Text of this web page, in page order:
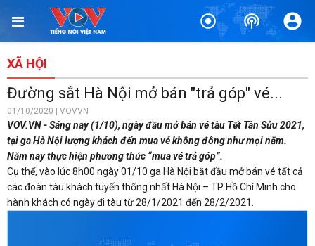
XÃ HỘI
Đường sắt Hà Nội mở bán "trả góp" vé...
01/10/2020 | VOVVN
VOV.VN - Sáng nay (1/10), ngày đầu mở bán vé tàu Tết Tân Sửu 2021,
tại ga Hà Nội lượng khách đến mua vé không đông như mọi năm.
Năm nay thực hiện phương thức “mua vé trả góp”.
Cụ thể, vào lúc 8h00 ngày 01/10 ga Hà Nội bắt đầu mở bán vé tất cả
các đoàn tàu khách tuyến thống nhất Hà Nội – TP Hồ Chí Minh cho
hành khách có ngày đi tàu từ 28/1/2021 đến 28/2/2021.